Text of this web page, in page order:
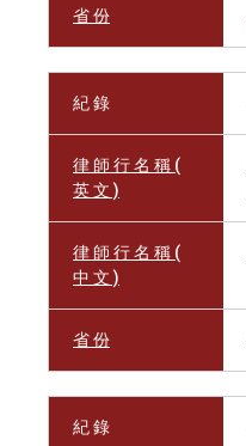
省 份
紀 錄
律 師 行 名 稱 (
英 文 )
律 師 行 名 稱 (
中 文 )
省 份
紀 錄